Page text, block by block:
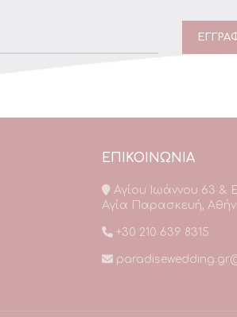
ΕΠΙΚΟΙΝΩΝΙΑ
Αγίου Ιωάννου 63 &
Αγία Παρασκευή,
+30 210 639 8315